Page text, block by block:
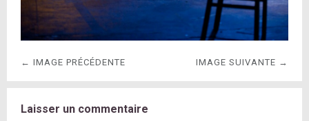
← IMAGE PRÉCÉDENTE IMAGE SUIVANTE →
Laisser un commentaire